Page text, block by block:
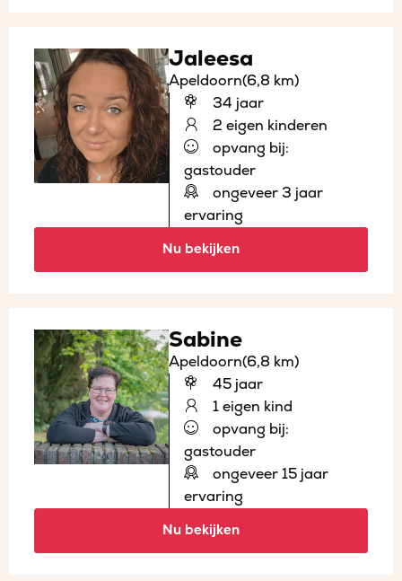
Jaleesa
Apeldoorn(6,8 km)
34 jaar
2 eigen kinderen
opvang bij:
gastouder
ongeveer 3 jaar
ervaring
Nu bekijken
Sabine
Apeldoorn(6,8 km)
45 jaar
1 eigen kind
opvang bij:
gastouder
ongeveer 15 jaar
ervaring
Nu bekijken